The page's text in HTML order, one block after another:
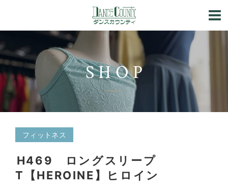
SHOP
フィットネス
H469 ロングスリープ
T【HEROINE】ヒロイン